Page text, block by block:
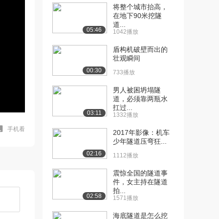
手机看
05:46
将整个城市抬高，
在地下90米挖隧
道...
1042播放
00:30
盾构机破壁而出的
壮观瞬间
733播放
03:11
男人被困坍塌隧
道，必须靠两瓶水
扛过...
1332播放
02:16
2017年影像：机车
少年隧道压弯狂...
1112播放
02:58
震惊全国的隧道事
件，女主持在隧道
拍...
1571播放
海底隧道是怎么挖